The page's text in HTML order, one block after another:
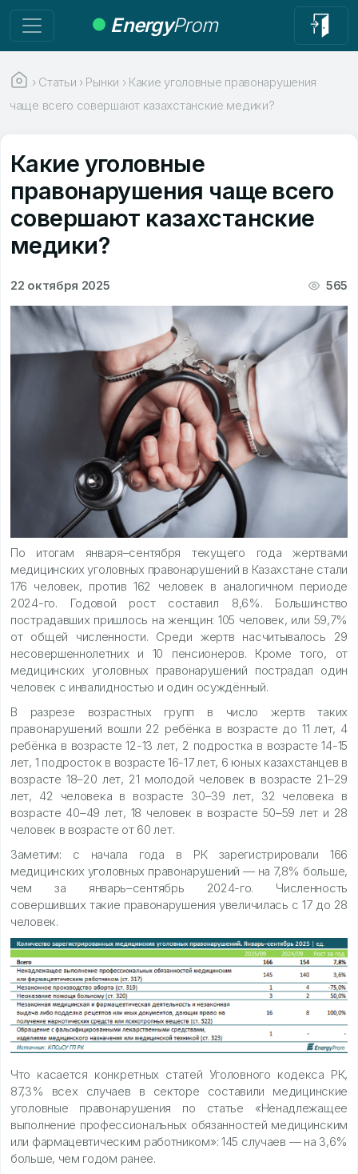
EnergyProm
› Статьи › Рынки › Какие уголовные правонарушения
чаще всего совершают казахстанские медики?
Какие уголовные
правонарушения чаще всего
совершают казахстанские
медики?
22 октября 2025 565
По итогам января–сентября текущего года жертвами
медицинских уголовных правонарушений в Казахстане стали
176 человек, против 162 человек в аналогичном периоде
2024-го. Годовой рост составил 8,6%. Большинство
пострадавших пришлось на женщин: 105 человек, или 59,7%
от общей численности. Среди жертв насчитывалось 29
несовершеннолетних и 10 пенсионеров. Кроме того, от
медицинских уголовных правонарушений пострадал один
человек с инвалидностью и один осуждённый.
В разрезе возрастных групп в число жертв таких
правонарушений вошли 22 ребёнка в возрасте до 11 лет, 4
ребёнка в возрасте 12-13 лет, 2 подростка в возрасте 14-15
лет, 1 подросток в возрасте 16-17 лет, 6 юных казахстанцев в
возрасте 18–20 лет, 21 молодой человек в возрасте 21–29
лет, 42 человека в возрасте 30–39 лет, 32 человека в
возрасте 40–49 лет, 18 человек в возрасте 50–59 лет и 28
человек в возрасте от 60 лет.
Заметим: с начала года в РК зарегистрировали 166
медицинских уголовных правонарушений — на 7,8% больше,
чем за январь–сентябрь 2024-го. Численность
совершивших такие правонарушения увеличилась с 17 до 28
человек.
Что касается конкретных статей Уголовного кодекса РК,
87,3% всех случаев в секторе составили медицинские
уголовные правонарушения по статье «Ненадлежащее
выполнение профессиональных обязанностей медицинским
или фармацевтическим работником»: 145 случаев — на 3,6%
больше, чем годом ранее.